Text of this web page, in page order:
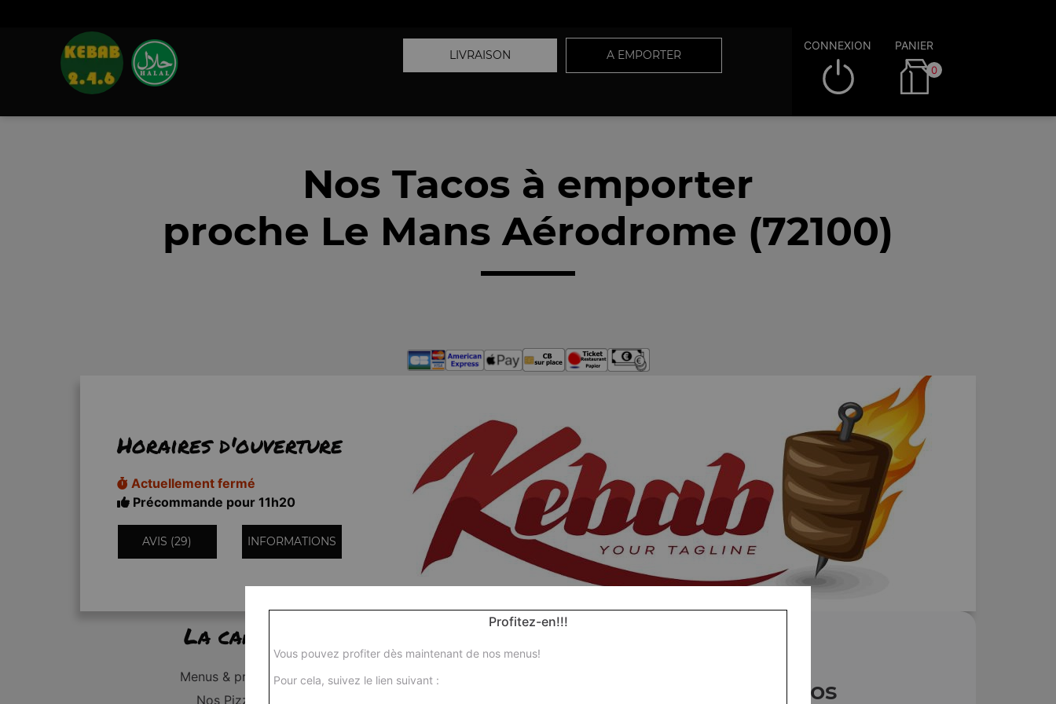
LIVRAISON A EMPORTER
CONNEXION PANIER
0
Nos Tacos à emporter
proche Le Mans Aérodrome (72100)
Horaires d'ouverture
Actuellement fermé
Précommande pour 11h20
AVIS (29) INFORMATIONS
La carte
Menus & promos
Nos Pizzas
Nos Tacos
Profitez-en!!!
Vous pouvez profiter dès maintenant de nos menus!
Pour cela, suivez le lien suivant :